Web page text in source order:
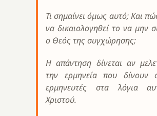
Τι σημαίνει όμως αυτό; Και
να δικαιολογηθεί το να μην
ο Θεός της συγχώρησης;
Η απάντηση δίνεται αν
την ερμηνεία που δίνουν
ερμηνευτές στα λόγια
Χριστού.